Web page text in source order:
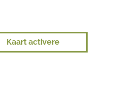
Kaart activere